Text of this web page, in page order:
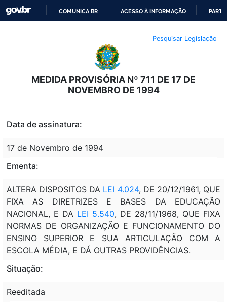
O
CONTEÚDO
COMUNICA BR ACESSO À INFORMAÇÃO
Pesquisar Legislação
MEDIDA PROVISÓRIA Nº 711 DE 17 DE
NOVEMBRO DE 1994
Data de assinatura:
17 de Novembro de 1994
Ementa:
ALTERA DISPOSITOS DA LEI 4.024, DE 20/12/1961, QUE
FIXA AS DIRETRIZES E BASES DA EDUCAÇÃO
NACIONAL, E DA LEI 5.540, DE 28/11/1968, QUE FIXA
NORMAS DE ORGANIZAÇÃO E FUNCIONAMENTO DO
ENSINO SUPERIOR E SUA ARTICULAÇÃO COM A
ESCOLA MÉDIA, E DÁ OUTRAS PROVIDÊNCIAS.
Situação:
Reeditada